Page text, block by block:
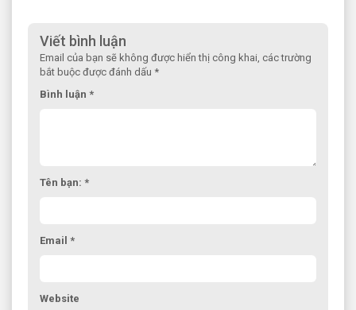
Viết bình luận
Email của bạn sẽ không được hiển thị công khai, các trường
bắt buộc được đánh dấu *
Bình luận *
Tên bạn: *
Email *
Website